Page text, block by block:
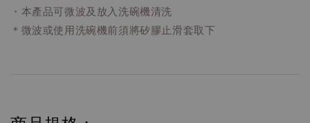
・本產品可微波及放入洗碗機清洗
＊微波或使用洗碗機前須將矽膠止滑套取下